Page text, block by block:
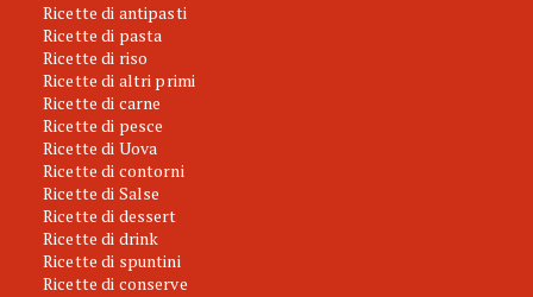
Ricette di antipasti
Ricette di pasta
Ricette di riso
Ricette di altri primi
Ricette di carne
Ricette di pesce
Ricette di Uova
Ricette di contorni
Ricette di Salse
Ricette di dessert
Ricette di drink
Ricette di spuntini
Ricette di conserve